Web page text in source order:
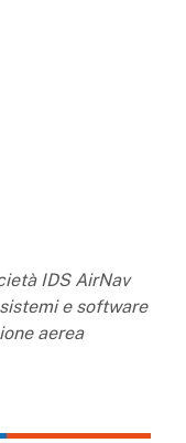
IDS AirNav
e software
aerea